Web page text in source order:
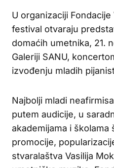
U organizaciji
festival otvaraju
domaćih umetnika, 21.
Galeriji SANU,
izvođenju mladih
Najbolji mladi
putem audicije, u
akademijama i školama
promocije,
stvaralaštva Vasilija